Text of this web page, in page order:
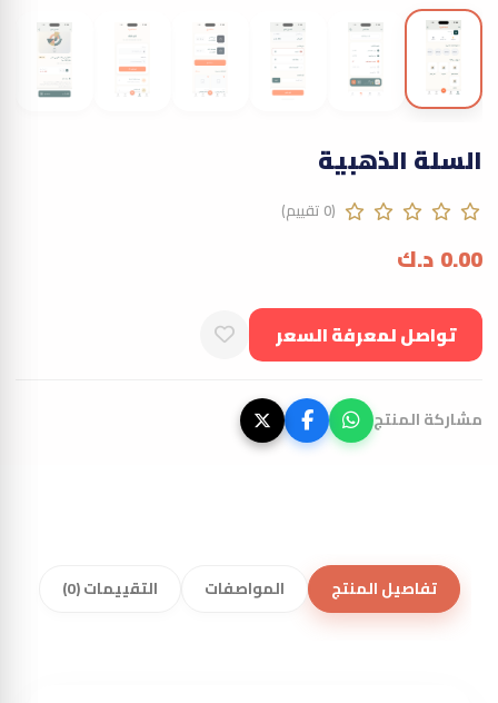
السلة الذهبية
(0 تقييم)
0.00د.ك
تواصل لمعرفة السعر
مشاركة المنتج
تفاصيل المنتج المواصفات التقييمات (0)